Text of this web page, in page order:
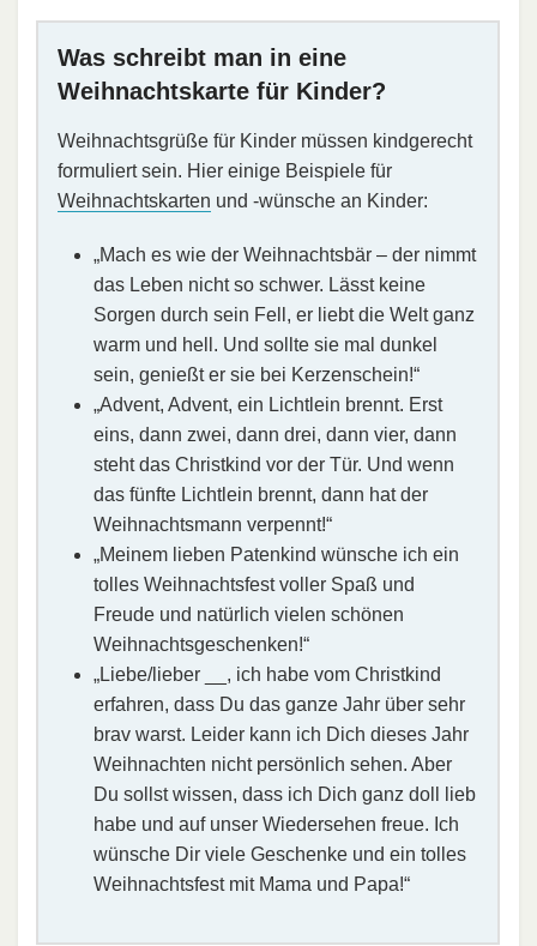
Was schreibt man in eine
Weihnachtskarte für Kinder?
Weihnachtsgrüße für Kinder müssen kindgerecht
formuliert sein. Hier einige Beispiele für
Weihnachtskarten und -wünsche an Kinder:
„Mach es wie der Weihnachtsbär – der nimmt
das Leben nicht so schwer. Lässt keine
Sorgen durch sein Fell, er liebt die Welt ganz
warm und hell. Und sollte sie mal dunkel
sein, genießt er sie bei Kerzenschein!“
„Advent, Advent, ein Lichtlein brennt. Erst
eins, dann zwei, dann drei, dann vier, dann
steht das Christkind vor der Tür. Und wenn
das fünfte Lichtlein brennt, dann hat der
Weihnachtsmann verpennt!“
„Meinem lieben Patenkind wünsche ich ein
tolles Weihnachtsfest voller Spaß und
Freude und natürlich vielen schönen
Weihnachtsgeschenken!“
„Liebe/lieber __, ich habe vom Christkind
erfahren, dass Du das ganze Jahr über sehr
brav warst. Leider kann ich Dich dieses Jahr
Weihnachten nicht persönlich sehen. Aber
Du sollst wissen, dass ich Dich ganz doll lieb
habe und auf unser Wiedersehen freue. Ich
wünsche Dir viele Geschenke und ein tolles
Weihnachtsfest mit Mama und Papa!“